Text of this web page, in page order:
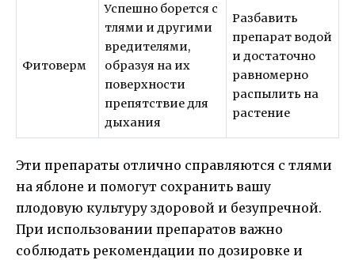
Фитоверм
Успешно борется с
тлями и другими
вредителями,
образуя на их
поверхности
препятствие для
дыхания
Разбавить
препарат водой
и достаточно
равномерно
распылить на
растение
Эти препараты отлично справляются с тлями
на яблоне и помогут сохранить вашу
плодовую культуру здоровой и безупречной.
При использовании препаратов важно
соблюдать рекомендации по дозировке и